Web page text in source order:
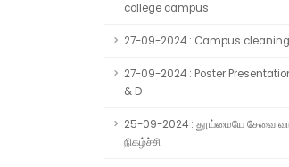
college campus
27-09-2024 : Campus cleaning
27-09-2024 : Poster
& D
25-09-2024 : தூய்மையே சேவை
நிகழ்ச்சி